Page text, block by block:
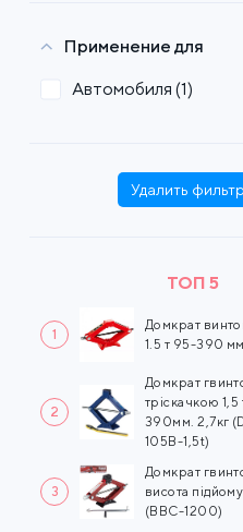
Применение для
Автомобиля (1)
Удалить
ТОП 5
1
Домкрат
1.5 т 95-390
2
Домкрат
тріскачкою 1,5
390мм. 2,7кг
105B-1,5t)
3
Домкрат
висота
(BBC-1200)